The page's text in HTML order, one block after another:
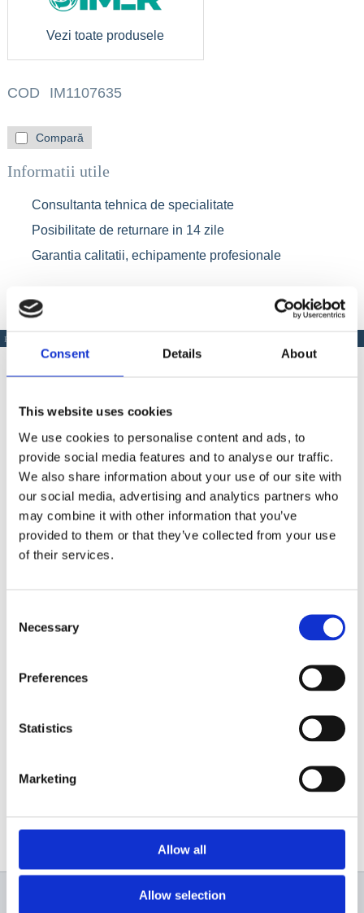
Consent Details About
This website uses cookies
We use cookies to personalise content and ads, to
provide social media features and to analyse our traffic.
We also share information about your use of our site with
our social media, advertising and analytics partners who
may combine it with other information that you’ve
provided to them or that they’ve collected from your use
of their services.
Selection
Necessary
Preferences
Statistics
Marketing
Allow all
Allow selection
Compară
Informatii utile
Consultanta tehnica de specialitate
Posibilitate de returnare in 14 zile
Garantia calitatii, echipamente profesionale
COD IM1107635
Vezi toate produsele
PRODUSE SIMILARE
Produse Similare
COD IM1107492
Grila de control a prafului I-DUST IMER pentru Mix 120
Plus